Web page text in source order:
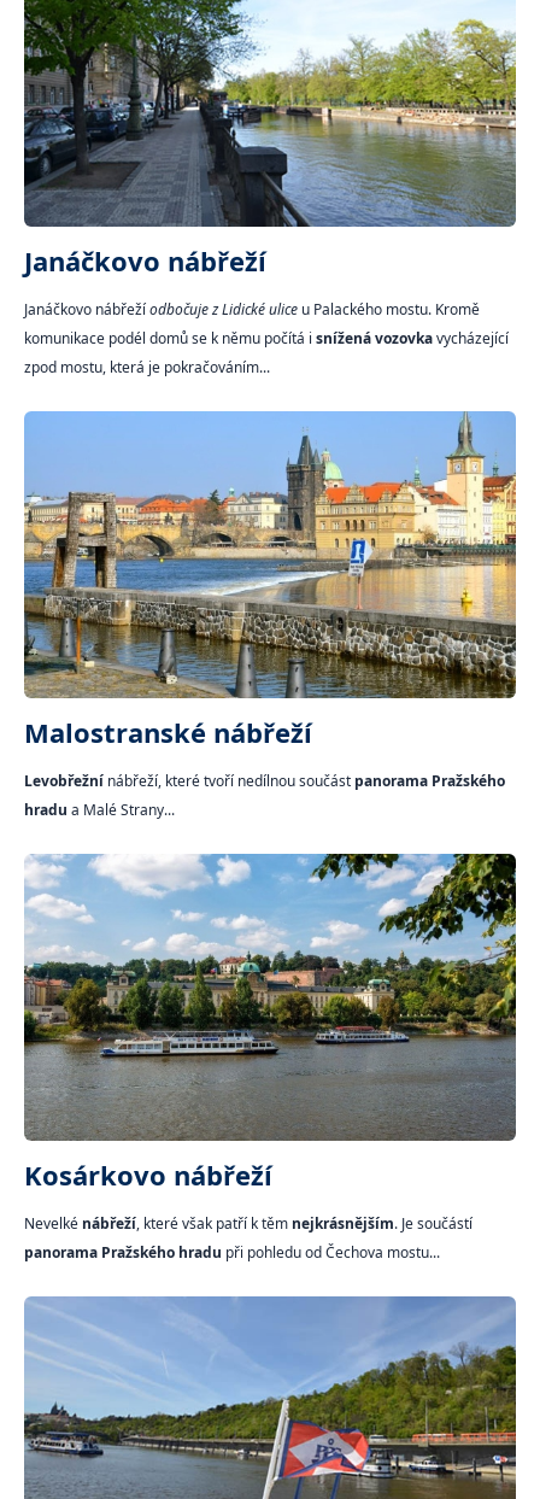
Janáčkovo nábřeží
Janáčkovo nábřežíodbočuje z Lidické ulice u Palackého mostu. Kromě
komunikace podél domů se k němu počítá i snížená vozovkavycházející
zpod mostu, která je pokračováním...
Malostranské nábřeží
Levobřežní nábřeží, které tvoří nedílnou součást panorama Pražského
hradu a Malé Strany...
Kosárkovo nábřeží
Nevelké nábřeží, které však patří k těm nejkrásnějším. Je součástí
panorama Pražského hradu při pohledu od Čechova mostu...